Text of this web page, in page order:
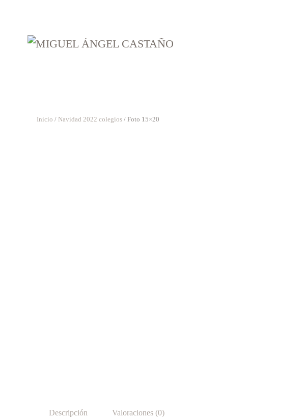
Skip
to
Inicio / Navidad 2022 colegios / Foto 15×20
Descripción Valoraciones (0)